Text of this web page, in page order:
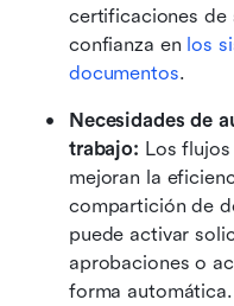
certificaciones de
confianza en los
documentos.
Necesidades de
trabajo: Los
mejoran la
compartición de
puede activar
aprobaciones o
forma